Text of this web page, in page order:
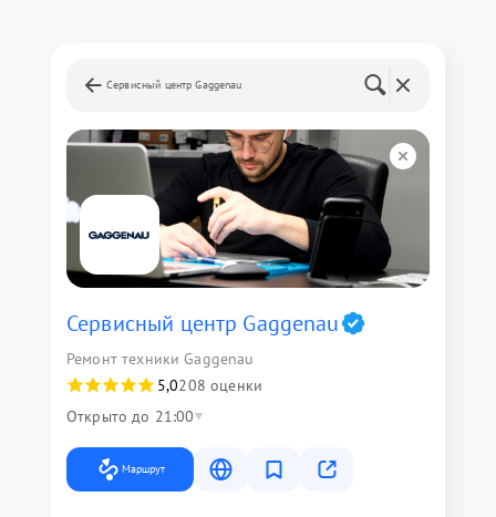
Сервисный центр Gaggenau
Сервисный центр Gaggenau
Ремонт техники Gaggenau
5,0208 оценки
Открыто до 21:00
Маршрут